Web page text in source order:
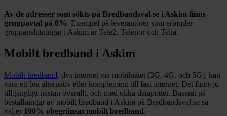
Av de adresser som sökts på Bredbandsval.se i Askim finns
gruppavtal på 8%. Exempel på leverantörer som erbjuder
gruppanslutningar i Askim är Tele2, Telenor och Telia.
Mobilt bredband i Askim
Mobilt bredband, dvs internet via mobilnätet (3G, 4G, och 5G), kan
vara ett bra alternativ eller komplement till fast internet. Det finns ju
tillgängligt nästan överallt, och med olika datapotter. Baserat på
beställningar av mobilt bredband i Askim på Bredbandsval.se så
väljer 100% obegränsat mobilt bredband.